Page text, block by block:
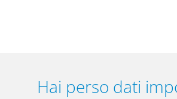
Hai perso dati